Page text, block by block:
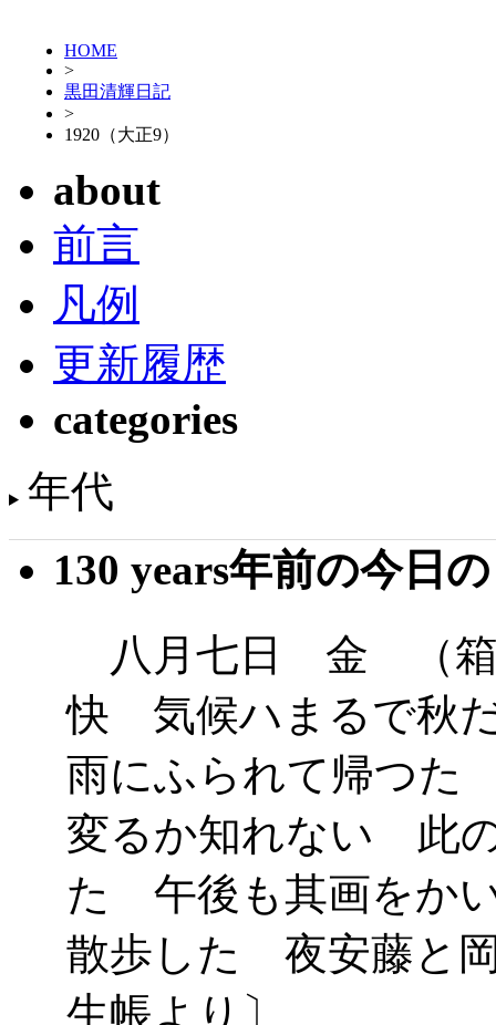
HOME
>
黒田清輝日記
>
1920（大正9）
about
前言
凡例
更新履歴
categories
年代
130 years年前の今日
八月七日 金 （箱
快 気候ハまるで秋
雨にふられて帰つた
変るか知れない 此
た 午後も其画をか
散歩した 夜安藤と
生帳より〕